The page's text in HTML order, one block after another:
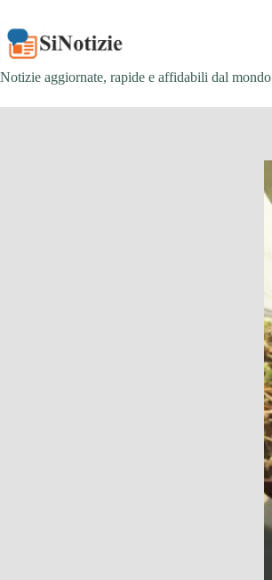
contenuto
Notizie aggiornate, rapide e affidabili dal mondo